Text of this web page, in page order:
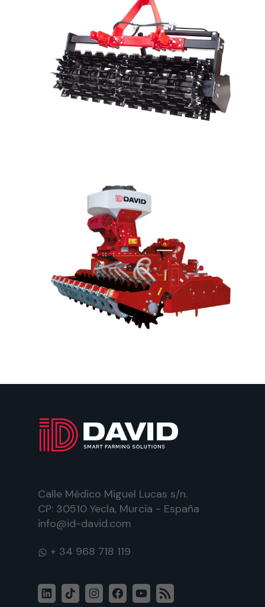
Calle Médico Miguel Lucas s/n.
CP: 30510 Yecla, Murcia - España
info@id-david.com
WhatsApp
LinkedInTikTokInstagram
FacebookYouTube
Feed
RSS